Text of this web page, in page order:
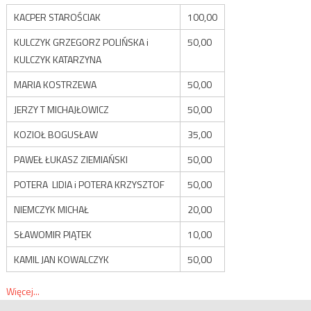
KACPER STAROŚCIAK
100,00
KULCZYK GRZEGORZ POLIŃSKA i
KULCZYK KATARZYNA
50,00
MARIA KOSTRZEWA
50,00
JERZY T MICHAJŁOWICZ
50,00
KOZIOŁ BOGUSŁAW
35,00
PAWEŁ ŁUKASZ ZIEMIAŃSKI
50,00
POTERA LIDIA i POTERA KRZYSZTOF
50,00
NIEMCZYK MICHAŁ
20,00
SŁAWOMIR PIĄTEK
10,00
KAMIL JAN KOWALCZYK
50,00
Więcej...